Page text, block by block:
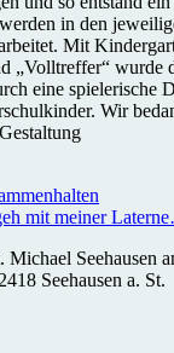
in den
Mit
„Volltreffer“ wurde
eine spielerische
Wir
mit meiner
Michael Seehausen
Seehausen a. St.